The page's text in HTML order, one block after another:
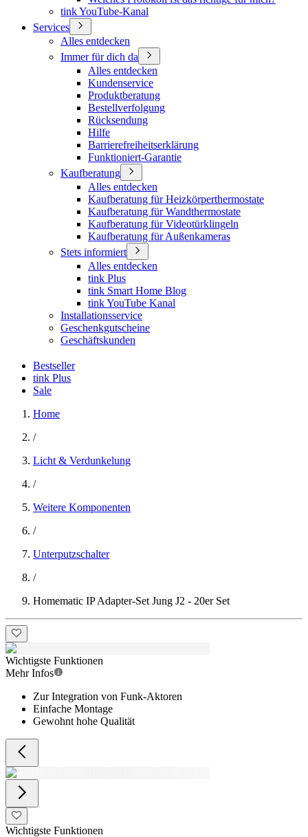
tink YouTube-Kanal
Services
Alles entdecken
Immer für dich da
Alles entdecken
Kundenservice
Produktberatung
Bestellverfolgung
Rücksendung
Hilfe
Barrierefreiheitserklärung
Funktioniert-Garantie
Kaufberatung
Alles entdecken
Kaufberatung für Heizkörperthermostate
Kaufberatung für Wandthermostate
Kaufberatung für Videotürklingeln
Kaufberatung für Außenkameras
Stets informiert
Alles entdecken
tink Plus
tink Smart Home Blog
tink YouTube Kanal
Installationsservice
Geschenkgutscheine
Geschäftskunden
Bestseller
tink Plus
Sale
Home
/
Licht & Verdunkelung
/
Weitere Komponenten
/
Unterputzschalter
/
Homematic IP Adapter-Set Jung J2 - 20er Set
Wichtigste Funktionen
Mehr Infos
Zur Integration von Funk-Aktoren
Einfache Montage
Gewohnt hohe Qualität
Wichtigste Funktionen